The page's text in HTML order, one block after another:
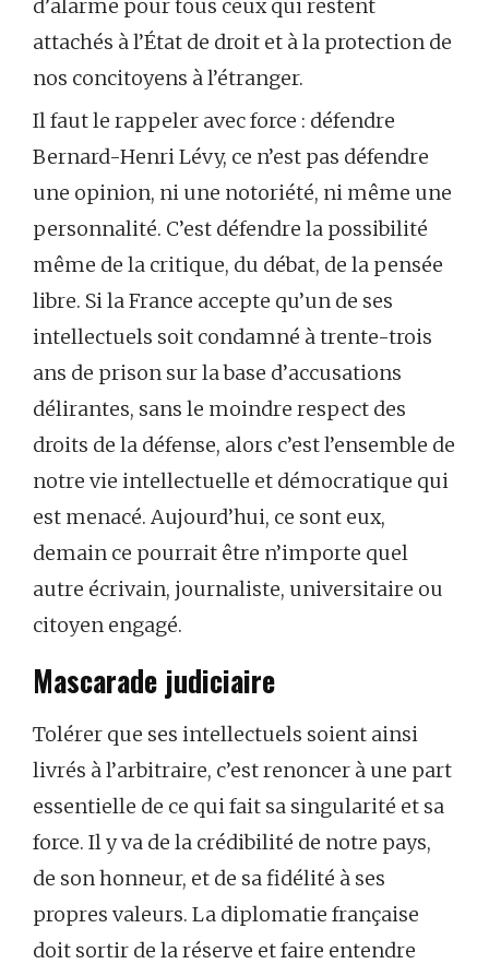
d’alarme pour tous ceux qui restent
attachés à l’État de droit et à la protection de
nos concitoyens à l’étranger.
Il faut le rappeler avec force : défendre
Bernard-Henri Lévy, ce n’est pas défendre
une opinion, ni une notoriété, ni même une
personnalité. C’est défendre la possibilité
même de la critique, du débat, de la pensée
libre. Si la France accepte qu’un de ses
intellectuels soit condamné à trente-trois
ans de prison sur la base d’accusations
délirantes, sans le moindre respect des
droits de la défense, alors c’est l’ensemble de
notre vie intellectuelle et démocratique qui
est menacé. Aujourd’hui, ce sont eux,
demain ce pourrait être n’importe quel
autre écrivain, journaliste, universitaire ou
citoyen engagé.
Mascarade judiciaire
Tolérer que ses intellectuels soient ainsi
livrés à l’arbitraire, c’est renoncer à une part
essentielle de ce qui fait sa singularité et sa
force. Il y va de la crédibilité de notre pays,
de son honneur, et de sa fidélité à ses
propres valeurs. La diplomatie française
doit sortir de la réserve et faire entendre